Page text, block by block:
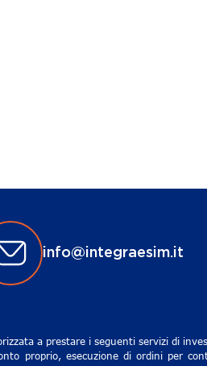
info@integraesim.it
a prestare i seguenti servizi di
proprio, esecuzione di ordini per